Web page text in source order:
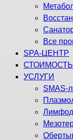
Все
SPA-ЦЕНТР
СТОИМОСТЬ
УСЛУГИ
SMAS-